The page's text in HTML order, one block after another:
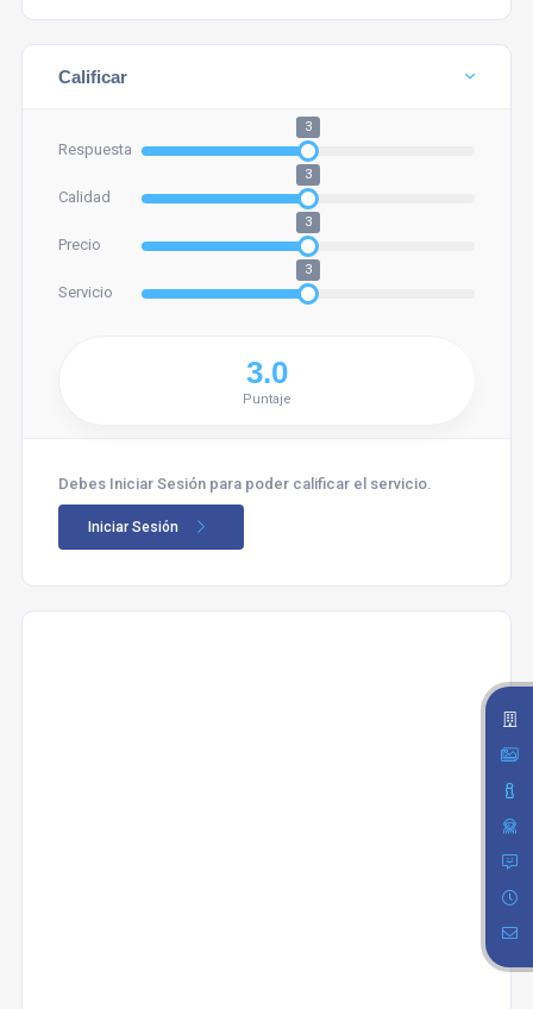
Calificar
Respuesta
3
Calidad
3
Precio
3
Servicio
3
Puntaje
Debes Iniciar Sesión para poder calificar el servicio.
Iniciar Sesión